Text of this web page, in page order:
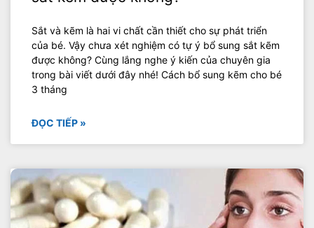
Sắt và kẽm là hai vi chất cần thiết cho sự phát triển
của bé. Vậy chưa xét nghiệm có tự ý bổ sung sắt kẽm
được không? Cùng lắng nghe ý kiến của chuyên gia
trong bài viết dưới đây nhé! Cách bổ sung kẽm cho bé
3 tháng
ĐỌC TIẾP »